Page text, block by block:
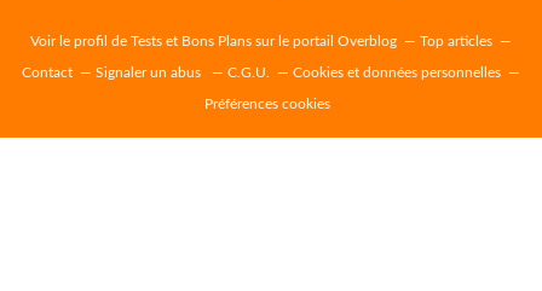
Voir le profil de Tests et Bons Plans sur le portail Overblog Top articles
Contact Signaler un abus C.G.U. Cookies et données personnelles
Préférences cookies